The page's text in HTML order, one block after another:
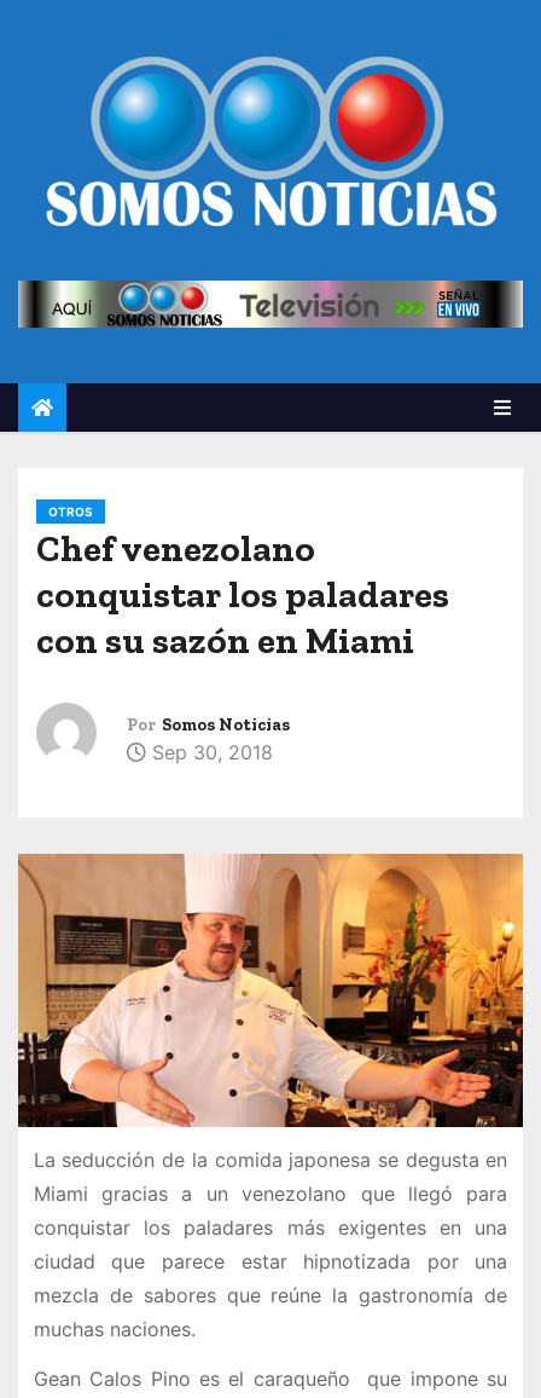
OTROS
Chef venezolano
conquistar los paladares
con su sazón en Miami
Por Somos Noticias
Sep 30, 2018
La seducción de la comida japonesa se degusta en
Miami gracias a un venezolano que llegó para
conquistar los paladares más exigentes en una
ciudad que parece estar hipnotizada por una
mezcla de sabores que reúne la gastronomía de
muchas naciones.
Gean Calos Pino es el caraqueño que impone su